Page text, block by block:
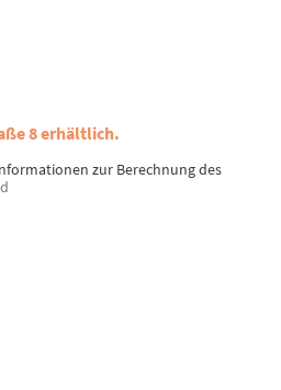
8 erhältlich.
zur Berechnung des